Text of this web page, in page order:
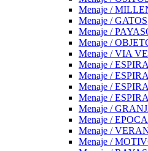
Menaje /
Menaje / GATOS
Menaje /
Menaje /
Menaje / VIA
Menaje /
Menaje /
Menaje /
Menaje /
Menaje /
Menaje / EPOCA
Menaje /
Menaje /